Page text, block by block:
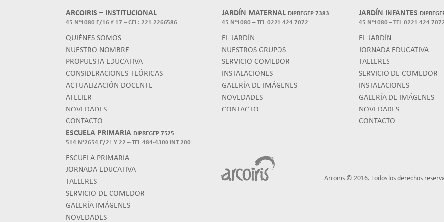
ARCOIRIS – INSTITUCIONAL
45 N°1080 E/16 Y 17 – CEL: 221 2266586
QUIÉNES SOMOS
NUESTRO NOMBRE
PROPUESTA EDUCATIVA
CONSIDERACIONES TEÓRICAS
ACTUALIZACIÓN DOCENTE
ATELIER
NOVEDADES
CONTACTO
JARDÍN MATERNAL DIPREGEP 7383
45 N°1080 – TEL 0221 424 7072
EL JARDÍN
NUESTROS GRUPOS
SERVICIO COMEDOR
INSTALACIONES
GALERÍA DE IMÁGENES
NOVEDADES
CONTACTO
JARDÍN INFANTES
45 N°1080 – TEL 0221 424 7072
EL JARDÍN
JORNADA EDUCATIVA
TALLERES
SERVICIO DE COMEDOR
INSTALACIONES
GALERÍA DE IMÁGENES
NOVEDADES
CONTACTO
ESCUELA PRIMARIA DIPREGEP 7525
514 N°2654 E/21 Y 22 – TEL 484-4300 INT 200
ESCUELA PRIMARIA
JORNADA EDUCATIVA
TALLERES
SERVICIO DE COMEDOR
GALERÍA IMÁGENES
NOVEDADES
Arcoiris © 2016. Todos los derechos